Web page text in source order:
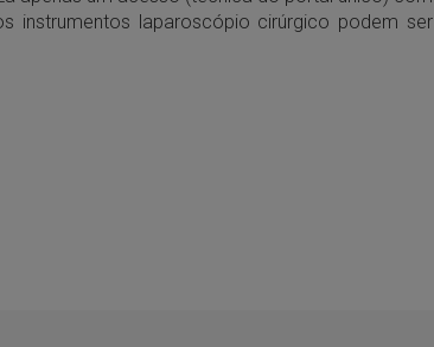
instrumentos laparoscópio cirúrgico podem ser